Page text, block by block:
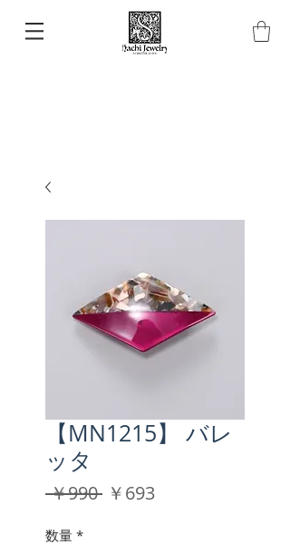
【MN1215】 バレ
ッタ
￥990 通￥693セ
数量 *